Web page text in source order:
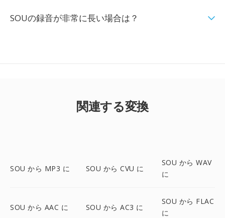
SOUの録音が非常に長い場合は？
関連する変換
SOU から MP3 に SOU から CVU に
SOU から WAV
に
SOU から AAC に SOU から AC3 に
SOU から FLAC
に